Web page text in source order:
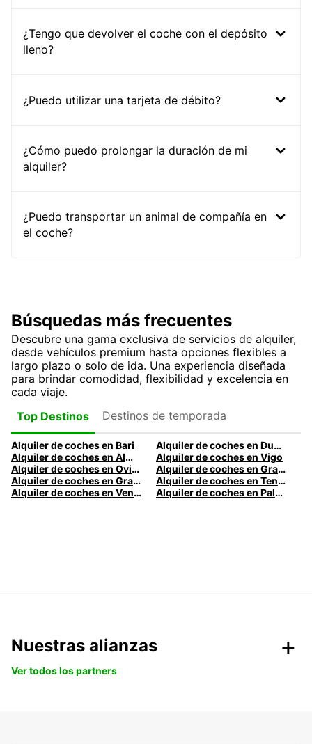
¿Tengo que devolver el coche con el depósito
lleno?
¿Puedo utilizar una tarjeta de débito?
¿Cómo puedo prolongar la duración de mi
alquiler?
¿Puedo transportar un animal de compañía en
el coche?
Búsquedas más frecuentes
Descubre una gama exclusiva de servicios de alquiler,
desde vehículos premium hasta opciones flexibles a
largo plazo o solo de ida. Una experiencia diseñada
para brindar comodidad, flexibilidad y excelencia en
cada viaje.
Top Destinos
Destinos de temporada
Alquiler de coches en Bari
Alquiler de coches en Dublín
Alquiler de coches en Almería
Alquiler de coches en Vigo
Alquiler de coches en Oviedo
Alquiler de coches en Granada
Alquiler de coches en Gran Canaria
Alquiler de coches en Tenerife
Alquiler de coches en Venecia
Alquiler de coches en Palermo
Nuestras alianzas
Ver todos los partners